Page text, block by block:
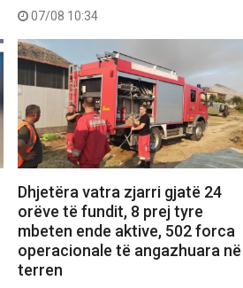
07/08 10:34
Dhjetëra vatra zjarri gjatë 24
orëve të fundit, 8 prej tyre
mbeten ende aktive, 502 forca
operacionale të angazhuara në
terren